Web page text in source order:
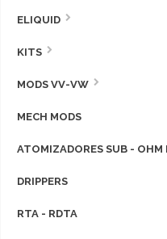
ELIQUID
KITS
MODS VV-VW
MECH MODS
ATOMIZADORES SUB - OHM
DRIPPERS
RTA - RDTA